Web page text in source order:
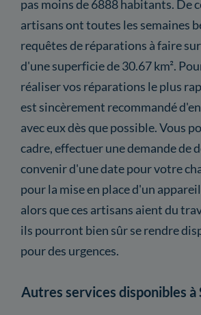
pas moins de 6888 habitants. De
artisans ont toutes les semaines
requêtes de réparations à faire
d'une superficie de 30.67 km².
réaliser vos réparations le plus
est sincèrement recommandé
avec eux dès que possible. Vous
cadre, effectuer une demande de
convenir d'une date pour votre
pour la mise en place d'un
alors que ces artisans aient du
ils pourront bien sûr se rendre
pour des urgences.
Autres services disponibles à